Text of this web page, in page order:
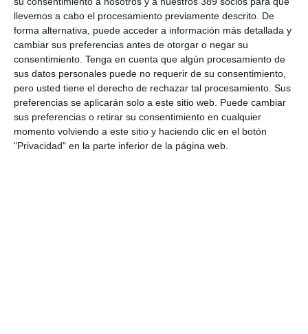
llevemos a cabo el procesamiento previamente descrito. De
forma alternativa, puede acceder a información más detallada y
cambiar sus preferencias antes de otorgar o negar su
consentimiento. Tenga en cuenta que algún procesamiento de
sus datos personales puede no requerir de su consentimiento,
pero usted tiene el derecho de rechazar tal procesamiento. Sus
preferencias se aplicarán solo a este sitio web. Puede cambiar
sus preferencias o retirar su consentimiento en cualquier
momento volviendo a este sitio y haciendo clic en el botón
"Privacidad" en la parte inferior de la página web.
la clientela,en cuya tramitación ha participado activamente la
asociación presentando propuestas de enmiendas. Asimismo,
se ha informado de losmodelos de cartas de condiciones
acordados recientementecon nuevas entidades
aseguradoras y se ha repasado la actuación de Adecose en la
reunión del Comité de Directores de Bipar.
Tras la celebración de esta reunión, los socios han tenido un
almuerzo con Juan Estallo, CEO de Helvetia Caser
asistido acompañado de José García, director de la Red de
Agentes y Corredores;Jesús de Sedas, director del Canal
de Corredores ; y deElena Castillero, directora comercial de